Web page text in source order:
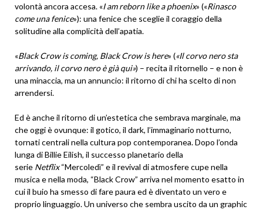
volontà ancora accesa. «I am reborn like a phoenix» («Rinasco
come una fenice»): una fenice che sceglie il coraggio della
solitudine alla complicità dell’apatia.
«Black Crow is coming, Black Crow is here» («Il corvo nero sta
arrivando, il corvo nero è già qui») – recita il ritornello – e non è
una minaccia, ma un annuncio: il ritorno di chi ha scelto di non
arrendersi.
Ed è anche il ritorno di un’estetica che sembrava marginale, ma
che oggi è ovunque: il gotico, il dark, l’immaginario notturno,
tornati centrali nella cultura pop contemporanea. Dopo l’onda
lunga di Billie Eilish, il successo planetario della
serie Netflix“Mercoledì” e il revival di atmosfere cupe nella
musica e nella moda, “Black Crow” arriva nel momento esatto in
cui il buio ha smesso di fare paura ed è diventato un vero e
proprio linguaggio. Un universo che sembra uscito da un graphic